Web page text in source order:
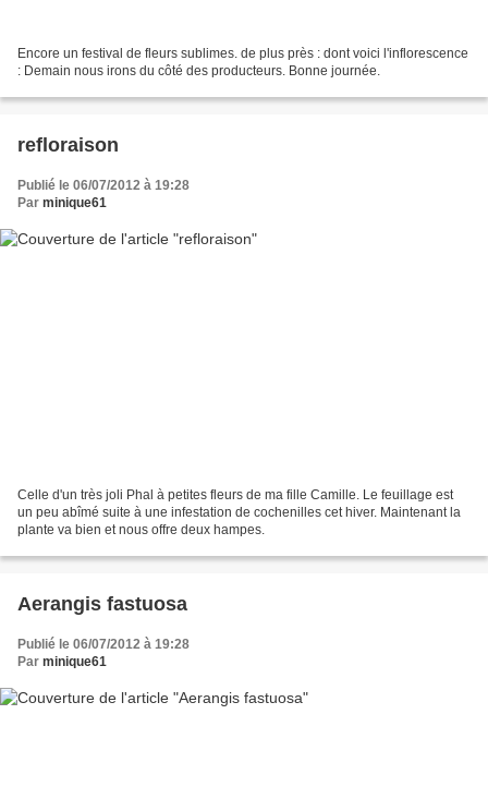
Encore un festival de fleurs sublimes. de plus près : dont voici l'inflorescence
: Demain nous irons du côté des producteurs. Bonne journée.
refloraison
Publié le 06/07/2012 à 19:28
Par minique61
Celle d'un très joli Phal à petites fleurs de ma fille Camille. Le feuillage est
un peu abîmé suite à une infestation de cochenilles cet hiver. Maintenant la
plante va bien et nous offre deux hampes.
Aerangis fastuosa
Publié le 06/07/2012 à 19:28
Par minique61